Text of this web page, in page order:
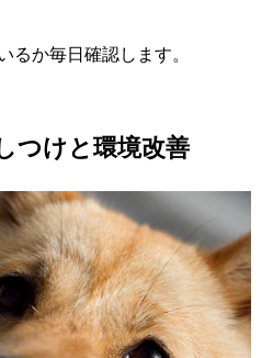
るか毎日確認します。
つけと環境改善